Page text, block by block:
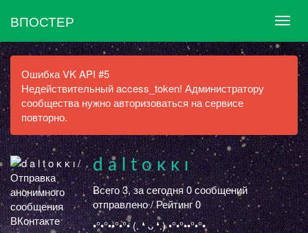
ВПОСТЕР
Ошибка VK API #5
Недействительный access_token! Администратору
сообщества нужно авторизоваться на сервисе
повторно.
d a l t o ĸ ĸ ı
Всего 3, за сегодня 0 сообщений
отправлено / Рейтинг 0
•°•°••°•°• (. ❛ ᴗ ❛.) •°•°••°•°•